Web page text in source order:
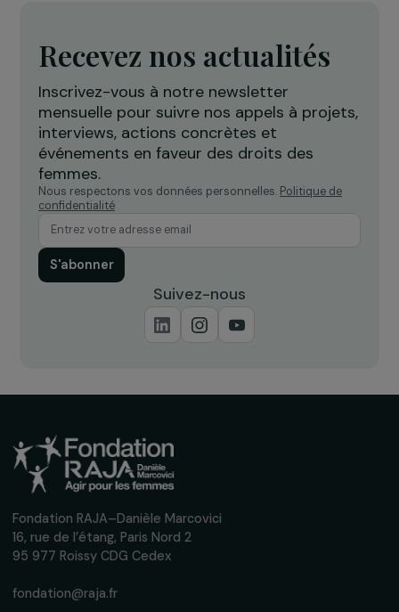
INTERVIEWS
Interview de Violaine Lucas : agir pour les
des femmes et la démocratie européenne
29 mai 2024
INTERVIEWS
Interview de Erica Hensley : l’avortement
menacé aux États-Unis
23 mai 2022